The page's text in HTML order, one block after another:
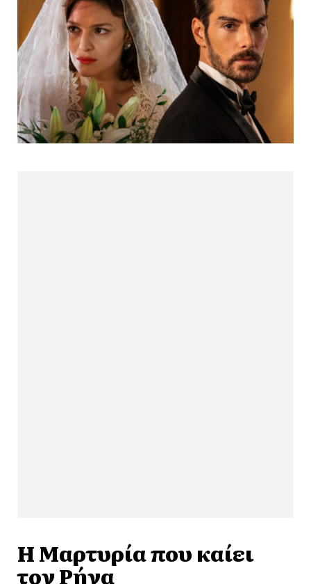
Η Μαρτυρία που καίει
τον Ρήγα